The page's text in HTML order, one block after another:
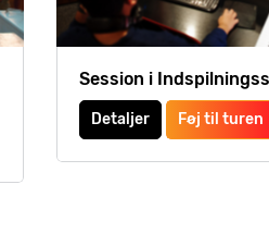
Session i
Detaljer Føj til turen